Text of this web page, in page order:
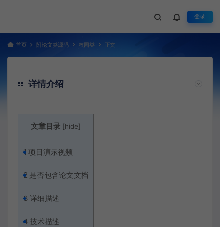
登录
首页 附论文类源码 校园类 正文
详情介绍
文章目录 [hide]
1 项目演示视频
2 是否包含论文文档
3 详细描述
4 技术描述